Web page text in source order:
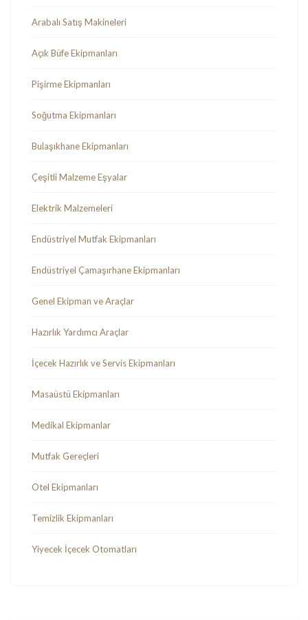
Arabalı Satış Makineleri
Açık Büfe Ekipmanları
Pişirme Ekipmanları
Soğutma Ekipmanları
Bulaşıkhane Ekipmanları
Çeşitli Malzeme Eşyalar
Elektrik Malzemeleri
Endüstriyel Mutfak Ekipmanları
Endüstriyel Çamaşırhane Ekipmanları
Genel Ekipman ve Araçlar
Hazırlık Yardımcı Araçlar
İçecek Hazırlık ve Servis Ekipmanları
Masaüstü Ekipmanları
Medikal Ekipmanlar
Mutfak Gereçleri
Otel Ekipmanları
Temizlik Ekipmanları
Yiyecek İçecek Otomatları